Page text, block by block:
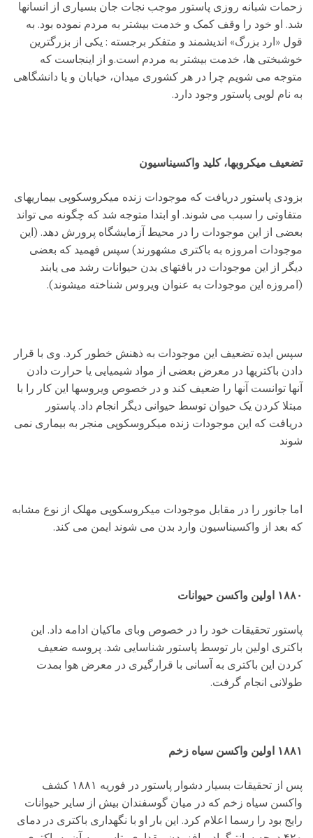
زحمات شبانه روزی پاستور موجب نجات جان بسیاری از انسانها
شد. او خود را وقف کمک و خدمت بیشتر به مردم نموده بود. به
قول «ارد بزرگ» اندیشمند و متفکر برجسته : یکی از بزرگترین
خوشبختی ها، خدمت بیشتر به مردم است.و از اینجاست که
متوجه می شویم چرا در هر کشوری میدان، خیابان و یا دانشگاهی
به نام لویی پاستور وجود دارد.
تضعیف میکروبها، کلید واکسیناسیون
بزودی پاستور دریافت که موجودات زنده میکروسکوپی بیماریهای
متفاوتی را سبب می شوند. او ابتدا متوجه شد که چگونه می تواند
بعضی از این موجودات را در محیط آزمایشگاه پرورش دهد. (این
موجودات امروزه به باکتری مشهورند) سپس فهمید که بعضی
دیگر از این موجودات در بافتهای بدن حیوانات رشد می یابند
(امروزه این موجودات به عنوان ویروس شناخته میشوند).
سپس ایده تضعیف این موجودات به ذهنش خطور کرد. وی با قرار
دادن باکتریها در معرض بعضی از مواد شیمیایی یا حرارت دادن
آنها توانست آنها را ضعیف کند و در خصوص ویروسها این کار را با
مبتلا کردن یک حیوان توسط حیوانی دیگر انجام داد. پاستور
دریافت که این موجودات زنده میکروسکوپی منجر به بیماری نمی
شوند
اما جانور را در مقابل موجودات میکروسکوپی مهلک از نوع مشابه
که بعد از واکسیناسیون وارد بدن می شوند ایمن می کند.
۱۸۸۰ اولین واکسن حیوانات
پاستور تحقیقات خود را در خصوص وبای ماکیان ادامه داد. این
باکتری اولین بار توسط پاستور شناسایی شد. پروسه ضعیف
کردن این باکتری به آسانی با قرارگیری در معرض هوا بمدت
طولانی انجام گرفت.
۱۸۸۱ اولین واکسن سیاه زخم
پس از تحقیقات بسیار دشوار پاستور در فوریه ۱۸۸۱ کشف
واکسن سیاه زخم که در میان گوسفندان بیش از سایر حیوانات
رایج بود را رسما اعلام کرد. این بار او با نگهداری باکتری در دمای